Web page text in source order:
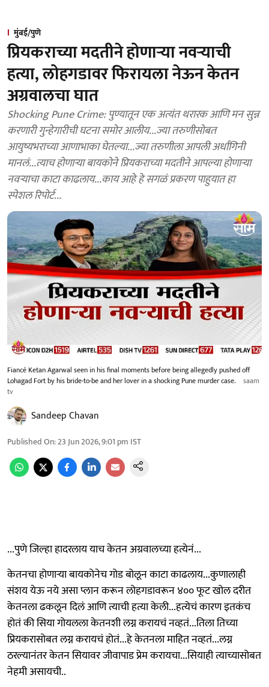
मुंबई/पुणे
प्रियकराच्या मदतीने होणाऱ्या नवऱ्याची
हत्या, लोहगडावर फिरायला नेऊन केतन
अग्रवालचा घात
Shocking Pune Crime: पुण्यातून एक अत्यंत थरारक आणि मन सुन्न
करणारी गुन्हेगारीची घटना समोर आलीय...ज्या तरुणीसोबत
आयुष्यभराच्या आणाभाका घेतल्या...ज्या तरुणीला आपली अर्धांगिनी
मानलं...त्याच होणाऱ्या बायकोने प्रियकराच्या मदतीने आपल्या होणाऱ्या
नवऱ्याचा काटा काढलाय...काय आहे हे सगळं प्रकरण पाहुयात हा
स्पेशल रिपोर्ट...
Fiancé Ketan Agarwal seen in his final moments before being allegedly pushed off
Lohagad Fort by his bride-to-be and her lover in a shocking Pune murder case.
saam
tv
Sandeep Chavan
Published On:23 Jun 2026, 9:01 pm IST
...पुणे जिल्हा हादरलाय याच केतन अग्रवालच्या हत्येनं...
केतनचा होणाऱ्या बायकोनेच गोड बोलून काटा काढलाय...कुणालाही
संशय येऊ नये असा प्लान करून लोहगडावरून ४०० फूट खोल दरीत
केतनला ढकलून दिलं आणि त्याची हत्या केली...हत्येचं कारण इतकंच
होतं की सिया गोयलला केतनशी लग्न करायचं नव्हतं...तिला तिच्या
प्रियकरासोबत लग्न करायचं होतं...हे केतनला माहित नव्हतं...लग्न
ठरल्यानंतर केतन सियावर जीवापाड प्रेम करायचा...सियाही त्याच्यासोबत
नेहमी असायची..